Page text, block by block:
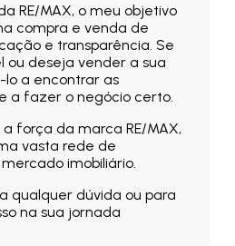
RE/MAX, o meu objetivo
compra e venda de
e transparência. Se
ou deseja vender a sua
lo a encontrar as
a fazer o negócio certo.
força da marca RE/MAX,
vasta rede de
imobiliário.
qualquer dúvida ou para
na sua jornada